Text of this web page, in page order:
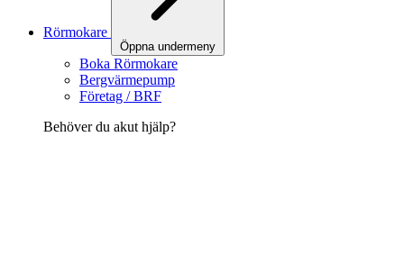
Rörmokare
Öppna undermeny
Boka Rörmokare
Bergvärmepump
Företag / BRF
Behöver du akut hjälp?